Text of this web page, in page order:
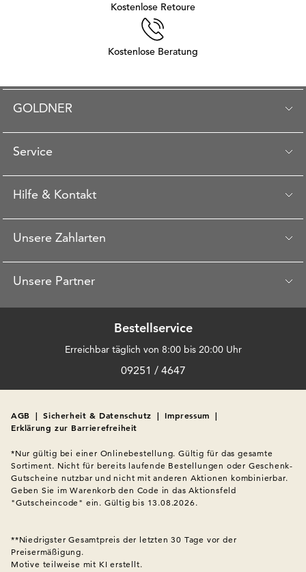
Kostenlose Retoure
Kostenlose Beratung
GOLDNER
Service
Hilfe & Kontakt
Unsere Zahlarten
Unsere Partner
Bestellservice
Erreichbar täglich von 8:00 bis 20:00 Uhr
09251 / 4647
AGB | Sicherheit & Datenschutz | Impressum |
Erklärung zur Barrierefreiheit
*Nur gültig bei einer Onlinebestellung. Gültig für das gesamte
Sortiment. Nicht für bereits laufende Bestellungen oder Geschenk-
Gutscheine nutzbar und nicht mit anderen Aktionen kombinierbar.
Geben Sie im Warenkorb den Code in das Aktionsfeld
"Gutscheincode" ein. Gültig bis 13.08.2026.
**Niedrigster Gesamtpreis der letzten 30 Tage vor der
Preisermäßigung.
Motive teilweise mit KI erstellt.